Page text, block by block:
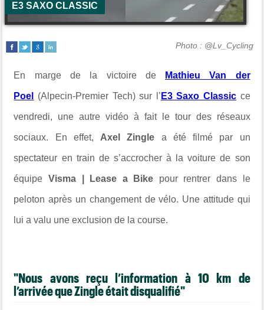
E3 SAXO CLASSIC
Photo : @Lv_Cycling
En marge de la victoire de Mathieu Van der
Poel (Alpecin-Premier Tech) sur l’ E3 Saxo Classicce
vendredi, une autre vidéo à fait le tour des réseaux
sociaux. En effet, Axel Zingle a été filmé par un
spectateur en train de s’accrocher à la voiture de son
équipe Visma | Lease a Bike pour rentrer dans le
peloton après un changement de vélo. Une attitude qui
lui a valu une exclusion de la course.
"Nous avons reçu l’information à 10 km de
l’arrivée que Zingle était disqualifié"